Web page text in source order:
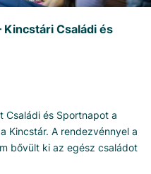
Családi és
és Sportnapot a
Kincstár. A rendezvénnyel a
bővült ki az egész családot